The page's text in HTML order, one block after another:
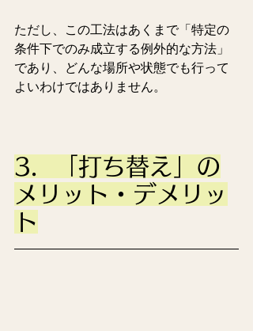
ただし、この工法はあくまで「特定の
条件下でのみ成立する例外的な方法」
であり、どんな場所や状態でも行って
よいわけではありません。
3.  「打ち替え」の
メリット・デメリッ
ト